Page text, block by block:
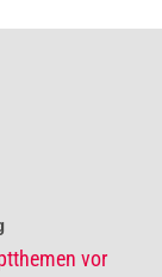
vor